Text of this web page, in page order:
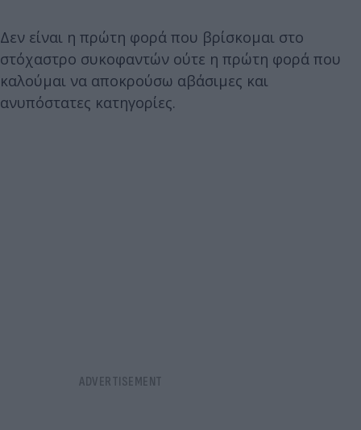
Δεν είναι η πρώτη φορά που βρίσκομαι στο
στόχαστρο συκοφαντών ούτε η πρώτη φορά που
καλούμαι να αποκρούσω αβάσιμες και
ανυπόστατες κατηγορίες.